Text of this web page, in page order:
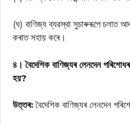
(ঘ) বাণিজ্য ব্যৱস্থা সুচাৰুৰূপে চলাত
কৰাত সহায় কৰে।
৪। বৈদেশিক বাণিজ্যৰ লেনদেন
হয়?
উত্তৰ:বৈদেশিক বাণিজ্যৰ লেনদেন